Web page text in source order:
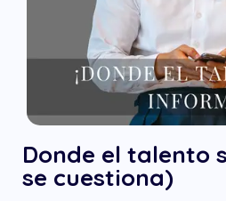
Donde el talento
se cuestiona)